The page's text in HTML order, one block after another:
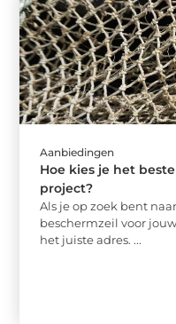
Aanbiedingen
Hoe kies je het
project?
Als je op zoek bent
beschermzeil voor
het juiste adres. ...